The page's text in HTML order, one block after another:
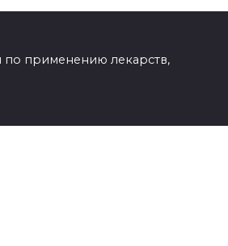
по применению лекарств,